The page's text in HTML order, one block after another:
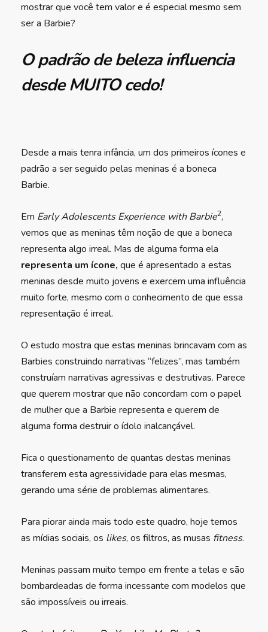
mostrar que você tem valor e é especial mesmo sem
ser a Barbie?
O padrão de beleza influencia
desde MUITO cedo!
Desde a mais tenra infância, um dos primeiros ícones e
padrão a ser seguido pelas meninas é a boneca
Barbie.
Em Early Adolescents Experience with Barbie2,
vemos que as meninas têm noção de que a boneca
representa algo irreal. Mas de alguma forma ela
representa um ícone, que é apresentado a estas
meninas desde muito jovens e exercem uma influência
muito forte, mesmo com o conhecimento de que essa
representação é irreal.
O estudo mostra que estas meninas brincavam com as
Barbies construindo narrativas “felizes”, mas também
construíam narrativas agressivas e destrutivas. Parece
que querem mostrar que não concordam com o papel
de mulher que a Barbie representa e querem de
alguma forma destruir o ídolo inalcançável.
Fica o questionamento de quantas destas meninas
transferem esta agressividade para elas mesmas,
gerando uma série de problemas alimentares.
Para piorar ainda mais todo este quadro, hoje temos
as mídias sociais, os likes, os filtros, as musas fitness.
Meninas passam muito tempo em frente a telas e são
bombardeadas de forma incessante com modelos que
são impossíveis ou irreais.